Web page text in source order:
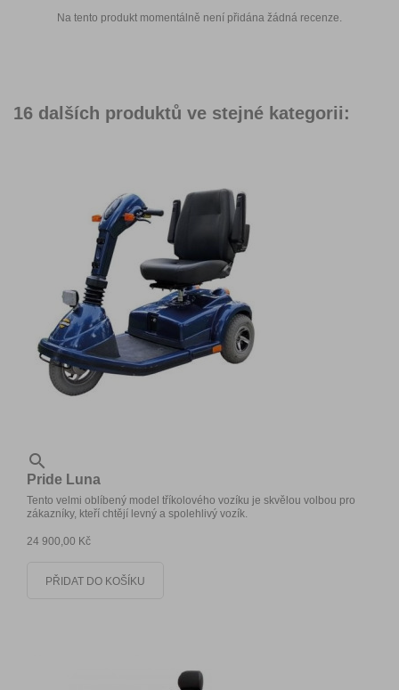
Na tento produkt momentálně není přidána žádná recenze.
16 dalších produktů ve stejné kategorii:

Pride Luna
Tento velmi oblíbený model tříkolového vozíku je skvělou volbou pro
zákazníky, kteří chtějí levný a spolehlivý vozík.
24 900,00 Kč
PŘIDAT DO KOŠÍKU